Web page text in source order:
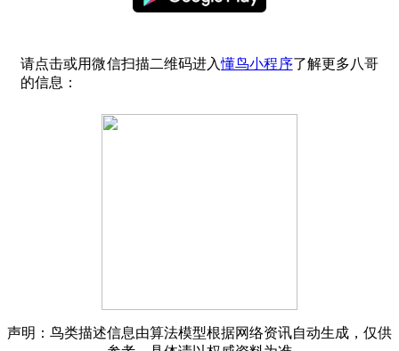
请点击或用微信扫描二维码进入懂鸟小程序了解更多八哥
的信息：
声明：鸟类描述信息由算法模型根据网络资讯自动生成，仅供